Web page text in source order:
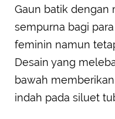
Gaun batik dengan
sempurna bagi
feminin namun
Desain yang
bawah
indah pada siluet